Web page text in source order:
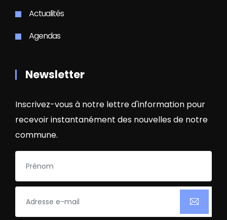
Actualités
Agendas
Newsletter
Inscrivez-vous à notre lettre d'information pour
recevoir instantanément des nouvelles de notre
commune.